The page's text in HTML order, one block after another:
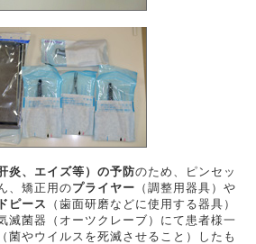
炎、エイズ等）の予防のため、ピンセッ
、矯正用のプライヤー （調整用器具）や
ピース
（歯面研磨などに使用する器具）
滅菌器（オーツクレーブ）にて患者様一
菌やウイルスを死滅させること）したも